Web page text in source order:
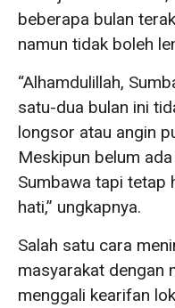
beberapa bulan
namun tidak boleh
“Alhamdulillah,
satu-dua bulan ini
longsor atau angin
Meskipun belum
Sumbawa tapi tetap
hati,” ungkapnya.
Salah satu cara
masyarakat dengan
menggali kearifan